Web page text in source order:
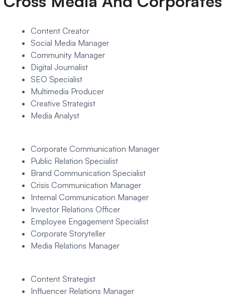
Content Creator
Social Media Manager
Community Manager
Digital Journalist
SEO Specialist
Multimedia Producer
Creative Strategist
Media Analyst
Corporate Communication Manager
Public Relation Specialist
Brand Communication Specialist
Crisis Communication Manager
Internal Communication Manager
Investor Relations Officer
Employee Engagement Specialist
Corporate Storyteller
Media Relations Manager
Content Strategist
Influencer Relations Manager